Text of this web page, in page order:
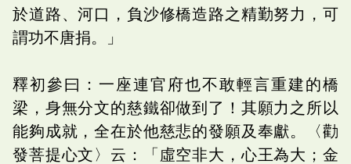
於道路、河口，負沙修橋造路之精勤努力，可
謂功不唐捐。」
釋初參曰：一座連官府也不敢輕言重建的橋
梁，身無分文的慈鐵卻做到了！其願力之所以
能夠成就，全在於他慈悲的發願及奉獻。〈勸
發菩提心文〉云：「虛空非大，心王為大；金